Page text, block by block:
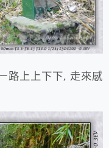
路上上下下, 走來感